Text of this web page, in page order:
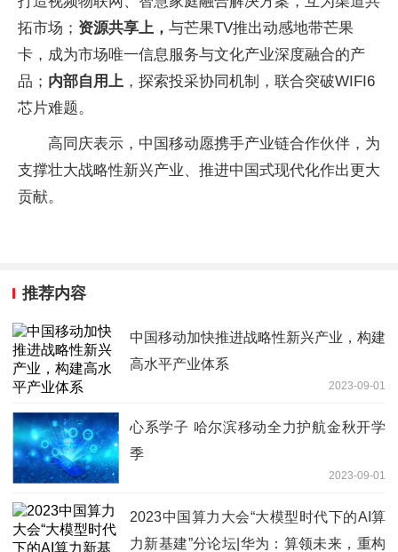
拓市场； 资源共享上， 与芒果TV推出动感地带芒果
卡，成为市场唯一信息服务与文化产业深度融合的产
品； 内部自用上 ，探索投采协同机制，联合突破WIFI6
芯片难题。
高同庆表示，中国移动愿携手产业链合作伙伴，为
支撑壮大战略性新兴产业、推进中国式现代化作出更大
贡献。
推荐内容
中国移动加快推进战略性新兴产业，构建
高水平产业体系
2023-09-01
心系学子 哈尔滨移动全力护航金秋开学
季
2023-09-01
2023中国算力大会“大模型时代下的AI算
力新基建”分论坛|华为：算领未来，重构